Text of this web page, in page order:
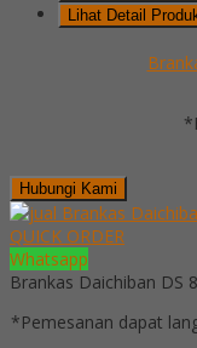
Lihat Detail
Hubungi Kami
QUICK ORDER
Whatsapp
Brankas Daichiban DS
*Pemesanan dapat